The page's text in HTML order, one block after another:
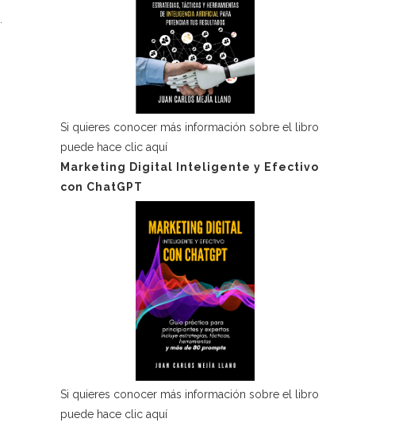
Si quieres conocer más información sobre el libro
puede hace clic aquí
Marketing Digital Inteligente y Efectivo
con ChatGPT
Si quieres conocer más información sobre el libro
puede hace clic aquí